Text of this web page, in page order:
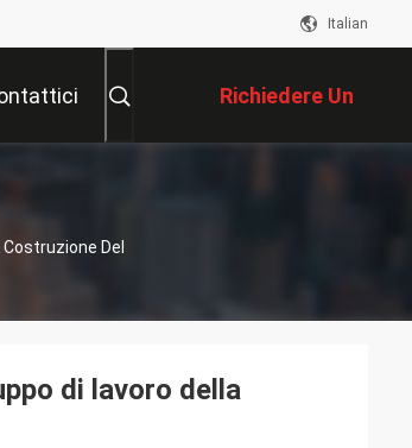
Italian
Richiedere Un
Preventivo
Del
di lavoro della